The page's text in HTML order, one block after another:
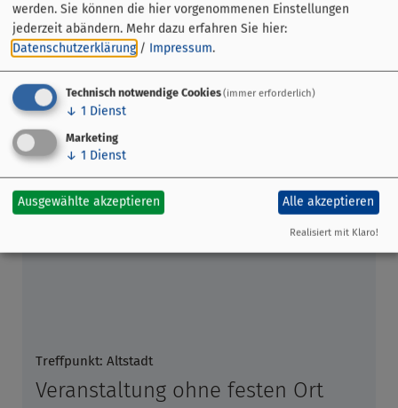
www.tourismus-wertheim.de
Treffpunkt: Altstadt
Veranstaltung ohne festen Ort
werden. Sie können die hier vorgenommenen Einstellungen
jederzeit abändern. Mehr dazu erfahren Sie hier:
Datenschutzerklärung / Impressum.
Technisch notwendige Cookies(immer erforderlich)
↓ 1 Dienst
Marketing
↓ 1 Dienst
Ausgewählte akzeptieren Alle akzeptieren
Realisiert mit Klaro!